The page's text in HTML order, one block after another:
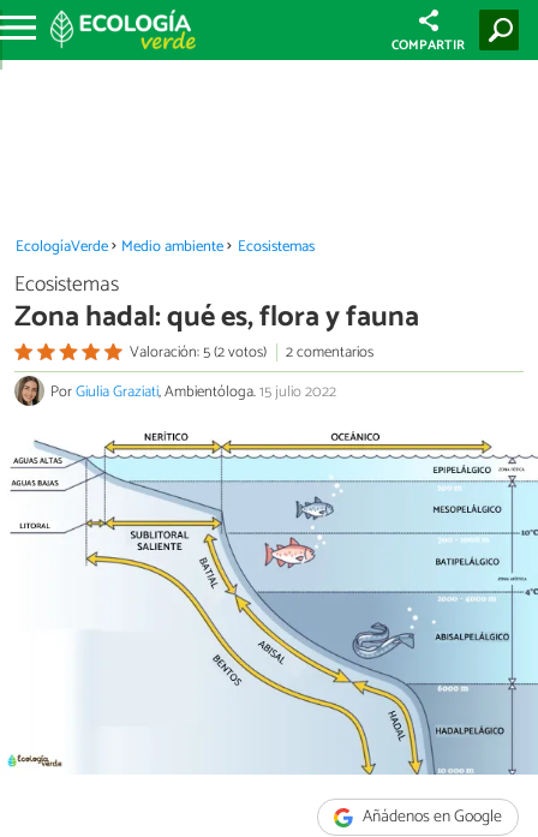
COMPARTIR
EcologíaVerde Medio ambiente Ecosistemas
Ecosistemas
Zona hadal: qué es, flora y fauna
Valoración: 5 (2 votos)
2 comentarios
PorGiulia Graziati, Ambientóloga.15 julio 2022
Añádenos en Google